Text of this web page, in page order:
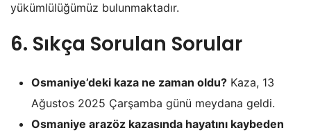
yükümlülüğümüz bulunmaktadır.
6. Sıkça Sorulan Sorular
Osmaniye’deki kaza ne zaman oldu? Kaza, 13
Ağustos 2025 Çarşamba günü meydana geldi.
Osmaniye arazöz kazasında hayatını kaybeden